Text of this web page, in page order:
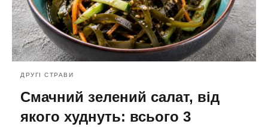
ДРУГІ СТРАВИ
Смачний зелений салат, від
якого худнуть: всього 3